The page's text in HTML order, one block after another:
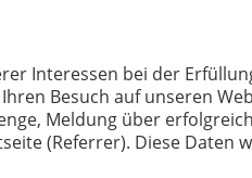
Interessen bei der
Besuch auf unseren
Meldung über
(Referrer). Diese Daten